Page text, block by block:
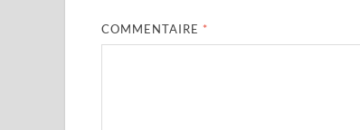
COMMENTAIRE *